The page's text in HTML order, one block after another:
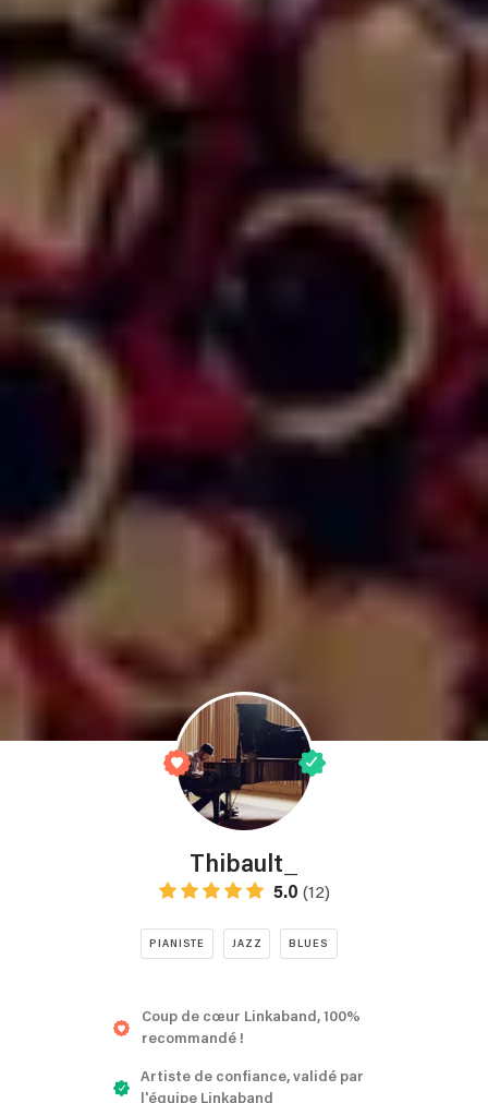
Thibault_
5.0 (12)
PIANISTE JAZZ BLUES
Coup de cœur Linkaband, 100%
recommandé !
Artiste de confiance, validé par
l'équipe Linkaband